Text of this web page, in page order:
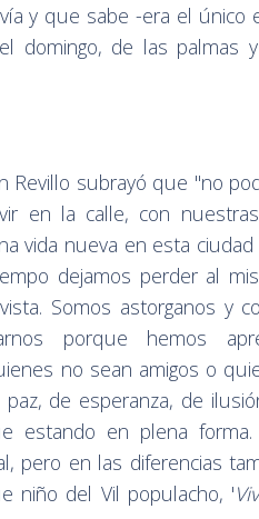
y que sabe -era el único
domingo, de las palmas
Revillo subrayó que "no
en la calle, con
vida nueva en esta
dejamos perder al
Somos astorganos y
porque hemos
no sean amigos o
de esperanza, de
estando en plena forma.
pero en las diferencias
niño del Vil populacho, '